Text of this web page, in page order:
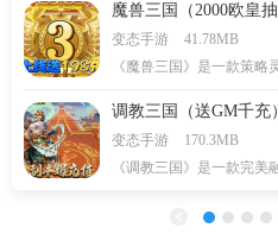
魔兽三国（2000欧皇抽
变态手游
41.78MB
调教三国（送GM千充）
变态手游
170.3MB
《调教三国》是一款完